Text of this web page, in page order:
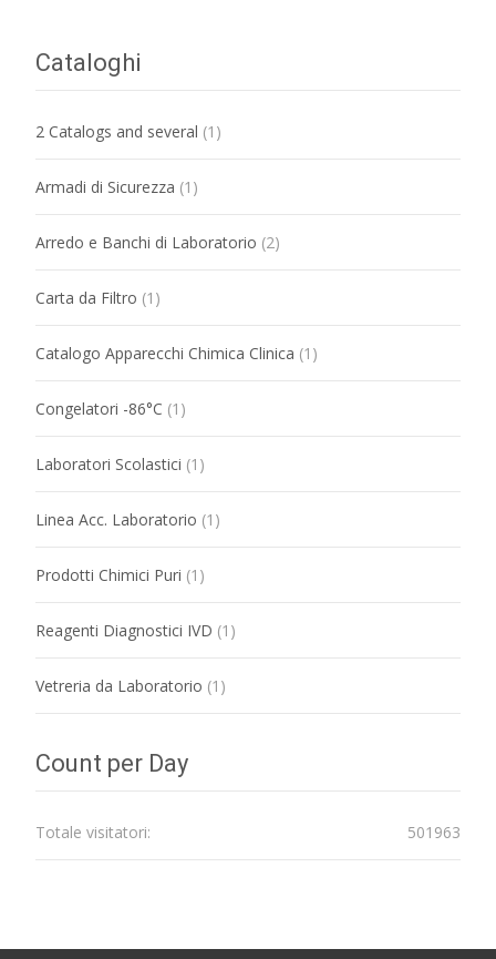
Cataloghi
2 Catalogs and several (1)
Armadi di Sicurezza (1)
Arredo e Banchi di Laboratorio (2)
Carta da Filtro (1)
Catalogo Apparecchi Chimica Clinica (1)
Congelatori -86°C (1)
Laboratori Scolastici (1)
Linea Acc. Laboratorio (1)
Prodotti Chimici Puri (1)
Reagenti Diagnostici IVD (1)
Vetreria da Laboratorio (1)
Count per Day
501963
Totale visitatori: